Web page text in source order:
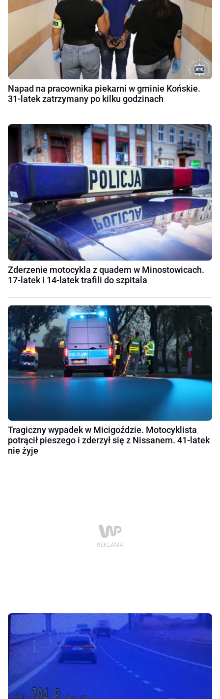
Napad na pracownika piekarni w gminie Końskie.
31-latek zatrzymany po kilku godzinach
Zderzenie motocykla z quadem w Minostowicach.
17-latek i 14-latek trafili do szpitala
Tragiczny wypadek w Micigoździe. Motocyklista
potrącił pieszego i zderzył się z Nissanem. 41-latek
nie żyje